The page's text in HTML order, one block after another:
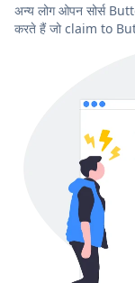
अन्य लोग ओपन सोर्स
करते हैं जो claim to